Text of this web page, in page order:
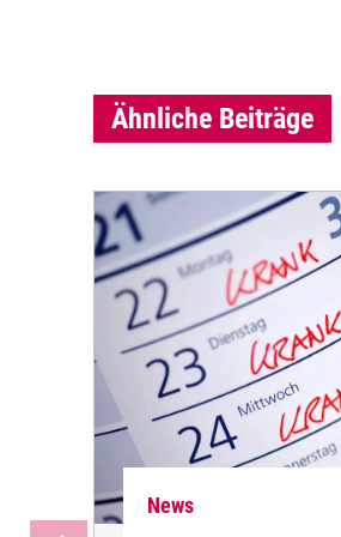
Ähnliche Beiträge
News